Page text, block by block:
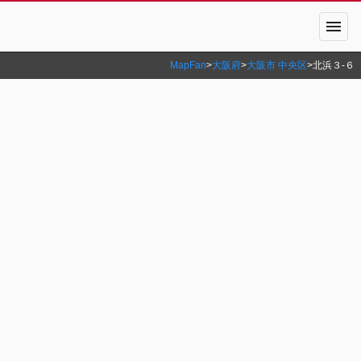
menu
MapFan>大阪府>大阪市 中央区>北浜３‐６